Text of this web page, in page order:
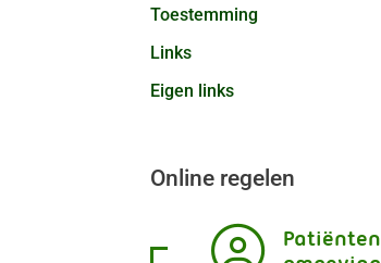
Toestemming
Links
Eigen links
Online regelen
Patiënten